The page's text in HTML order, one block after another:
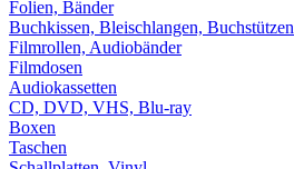
Folien, Bänder
Buchkissen, Bleischlangen, Buchstützen
Filmrollen, Audiobänder
Filmdosen
Audiokassetten
CD, DVD, VHS, Blu-ray
Boxen
Taschen